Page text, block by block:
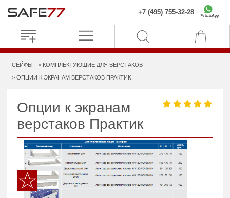
+7 (495) 755-32-28 WhatsApp
СЕЙФЫ КОМПЛЕКТУЮЩИЕ ДЛЯ ВЕРСТАКОВ
ОПЦИИ К ЭКРАНАМ ВЕРСТАКОВ ПРАКТИК
Опции к экранам
верстаков Практик